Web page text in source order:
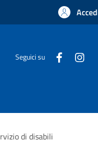
Seguici su
di disabili